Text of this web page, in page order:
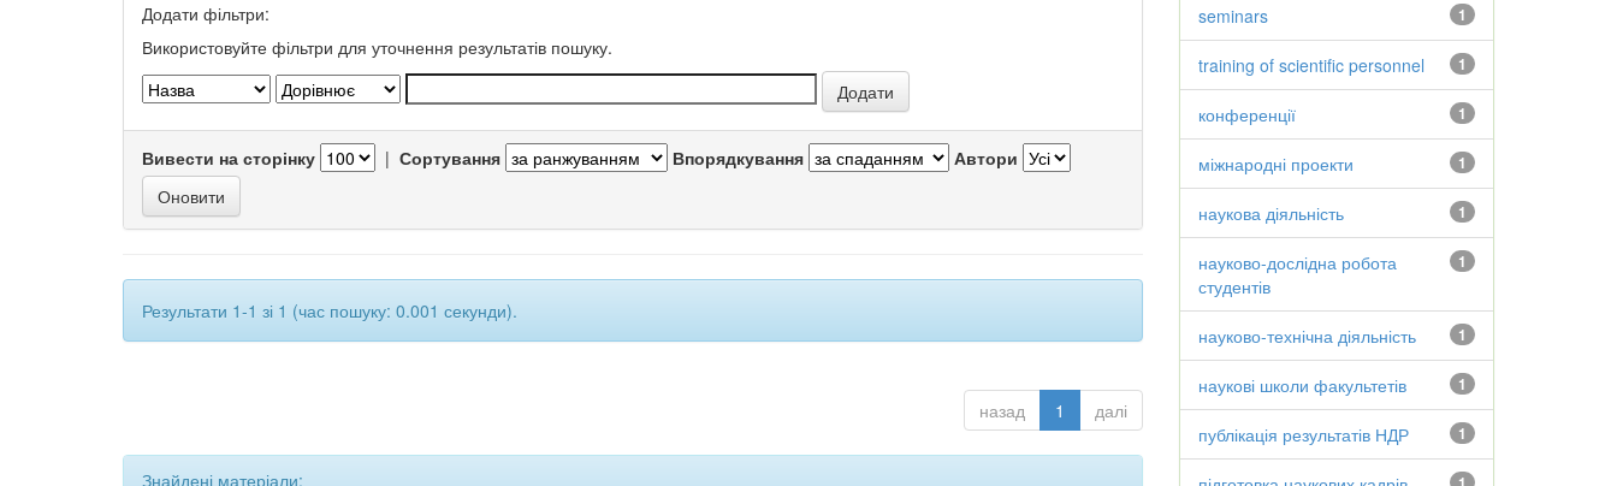
Додати фільтри:
Використовуйте фільтри для уточнення результатів пошуку.
Вивести на сторінку | Сортування Впорядкування Автори
Результати 1-1 зі 1 (час пошуку: 0.001 секунди).
назад 1 далі
Знайдені матеріали:
1
seminars
1
training of scientific personnel
1
конференції
1
міжнародні проекти
1
наукова діяльність
1
науково-дослідна робота
студентів
1
науково-технічна діяльність
1
наукові школи факультетів
1
публікація результатів НДР